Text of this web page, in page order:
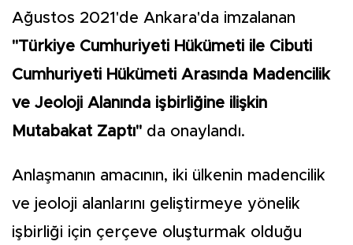
Ağustos 2021'de Ankara'da imzalanan
"Türkiye Cumhuriyeti Hükümeti ile Cibuti
Cumhuriyeti Hükümeti Arasında Madencilik
ve Jeoloji Alanında işbirliğine ilişkin
Mutabakat Zaptı" da onaylandı.
Anlaşmanın amacının, iki ülkenin madencilik
ve jeoloji alanlarını geliştirmeye yönelik
işbirliği için çerçeve oluşturmak olduğu